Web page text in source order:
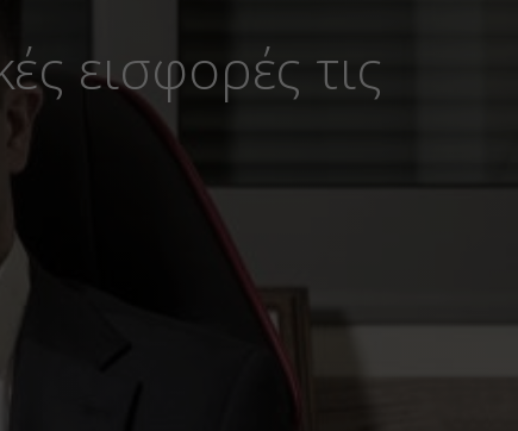
εισφορές τις